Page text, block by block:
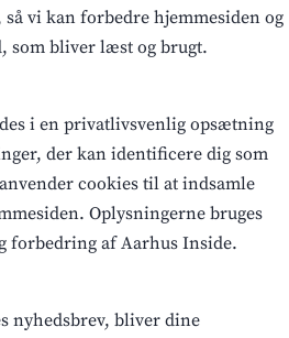
vi kan forbedre hjemmesiden og
som bliver læst og brugt.
i en privatlivsvenlig opsætning
der kan identificere dig som
cookies til at indsamle
Oplysningerne bruges
forbedring af Aarhus Inside.
nyhedsbrev, bliver dine